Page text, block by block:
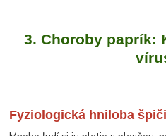
3. Choroby paprík:
Fyziologická hniloba